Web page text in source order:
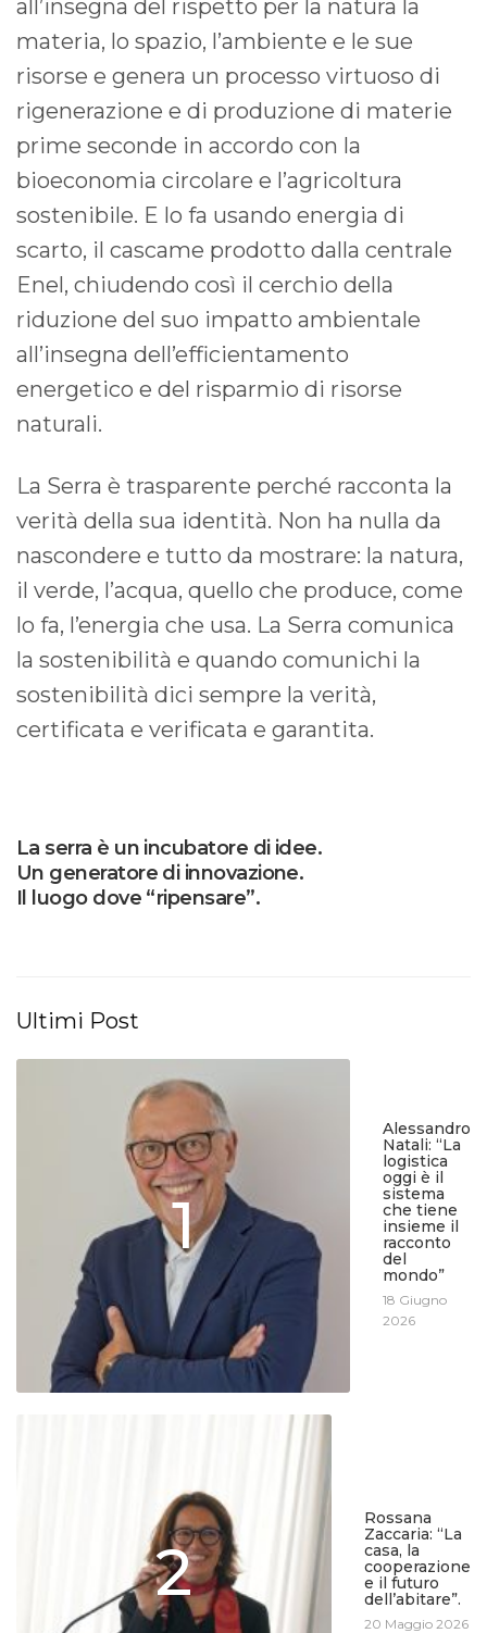
all’insegna del rispetto per la natura la
materia, lo spazio, l’ambiente e le sue
risorse e genera un processo virtuoso di
rigenerazione e di produzione di materie
prime seconde in accordo con la
bioeconomia circolare e l’agricoltura
sostenibile. E lo fa usando energia di
scarto, il cascame prodotto dalla centrale
Enel, chiudendo così il cerchio della
riduzione del suo impatto ambientale
all’insegna dell’efficientamento
energetico e del risparmio di risorse
naturali.
La Serra è trasparente perché racconta la
verità della sua identità. Non ha nulla da
nascondere e tutto da mostrare: la natura,
il verde, l’acqua, quello che produce, come
lo fa, l’energia che usa. La Serra comunica
la sostenibilità e quando comunichi la
sostenibilità dici sempre la verità,
certificata e verificata e garantita.
La serra è un incubatore di idee.
Un generatore di innovazione.
Il luogo dove “ripensare”.
Ultimi Post
1
Alessandro
Natali: “La
logistica
oggi è il
sistema
che tiene
insieme il
racconto
del
mondo”
18 Giugno
2026
2
Rossana
Zaccaria: “La
casa, la
cooperazione
e il futuro
dell’abitare”.
20 Maggio 2026